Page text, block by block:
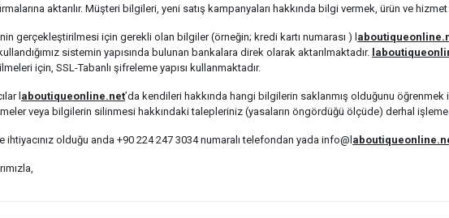
aktarılır. Müşteri bilgileri, yeni satış kampanyaları hakkında bilgi vermek, ürün ve
gerçekleştirilmesi için gerekli olan bilgiler (örneğin; kredi kartı numarası ) l
sistemin yapısında bulunan bankalara direk olarak aktarılmaktadır.
için, SSL-Tabanlı şifreleme yapısı kullanmaktadır.
l aboutiqueonline.net’da kendileri hakkında hangi bilgilerin saklanmış olduğunu öğrenmek
veya bilgilerin silinmesi hakkındaki talepleriniz (yasaların öngördüğü ölçüde) derhal işleme
ihtiyacınız olduğu anda +90 224 247 3034 numaralı telefondan yada info@l